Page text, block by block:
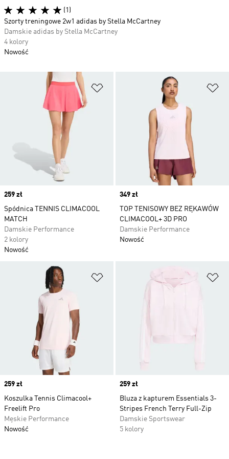
Dodaj do listy życzeń
Price
259 zł
Spódnica TENNIS CLIMACOOL
MATCH
Damskie Performance
2 kolory
Nowość
Price
349 zł
TOP TENISOWY BEZ RĘKAWÓW
CLIMACOOL+ 3D PRO
Damskie Performance
Nowość
Dodaj do listy życzeń
Price
259 zł
Koszulka Tennis Climacool+
Freelift Pro
Męskie Performance
Nowość
Price
259 zł
Bluza z kapturem Essentials 3-
Stripes French Terry Full-Zip
Damskie Sportswear
5 kolory
(1)
Szorty treningowe 2w1 adidas by Stella McCartney
Damskie adidas by Stella McCartney
4 kolory
Nowość